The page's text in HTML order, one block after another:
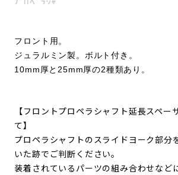
フロント用。
ジュラルミン製。ボルト付き。
10mm厚と25mm厚の2種類あり。
【フロントプロペラシャフト延長スペー
て】
プロペラシャフトのスライドヨーク部分
いた跡でご判断ください。
装着されているパーツの組み合わせなど